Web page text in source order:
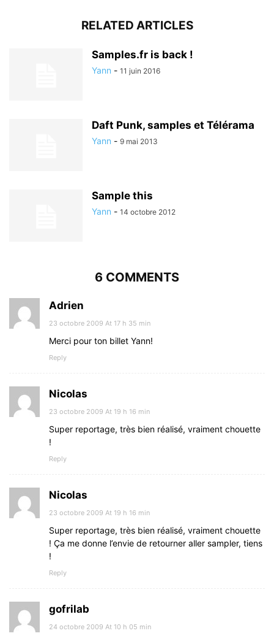
RELATED ARTICLES
Samples.fr is back !
Yann - 11 juin 2016
Daft Punk, samples et Télérama
Yann - 9 mai 2013
Sample this
Yann - 14 octobre 2012
6 COMMENTS
Adrien
23 octobre 2009 At 17 h 35 min
Merci pour ton billet Yann!
Reply
Nicolas
23 octobre 2009 At 19 h 16 min
Super reportage, très bien réalisé, vraiment chouette
!
Reply
Nicolas
23 octobre 2009 At 19 h 16 min
Super reportage, très bien réalisé, vraiment chouette
! Ça me donne l’envie de retourner aller sampler, tiens
!
Reply
gofrilab
24 octobre 2009 At 10 h 05 min